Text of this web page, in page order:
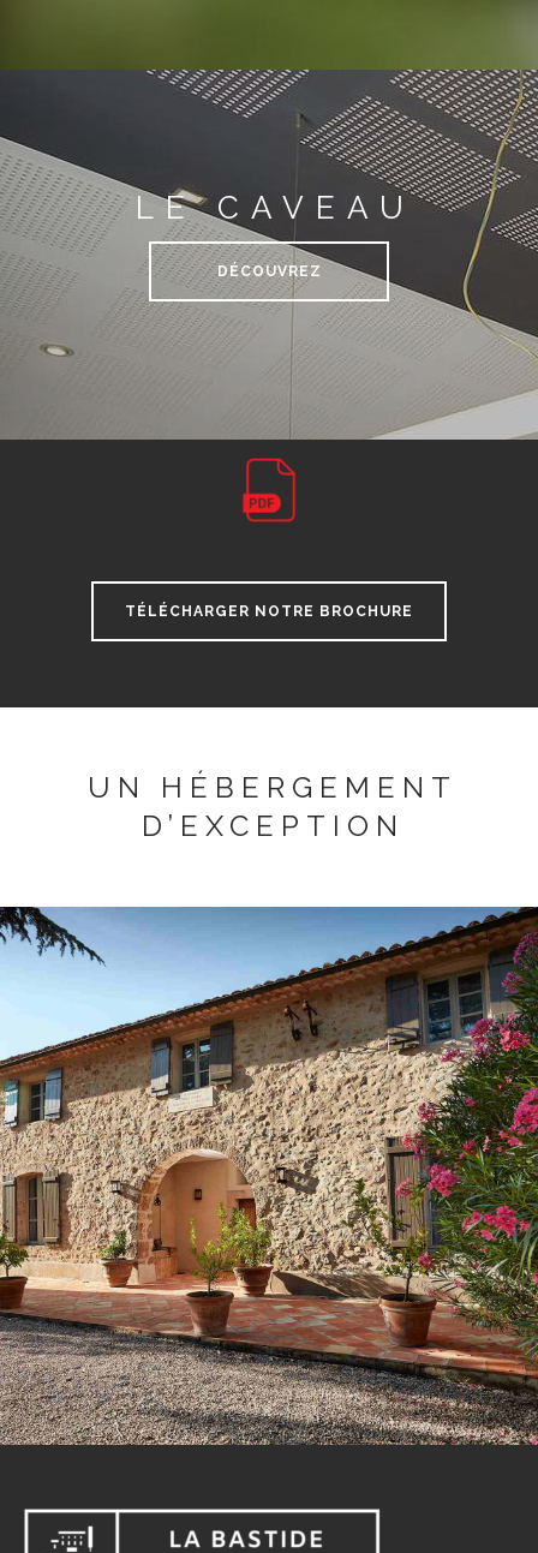
LE CAVEAU
DÉCOUVREZ
TÉLÉCHARGER NOTRE BROCHURE
UN HÉBERGEMENT
D’EXCEPTION